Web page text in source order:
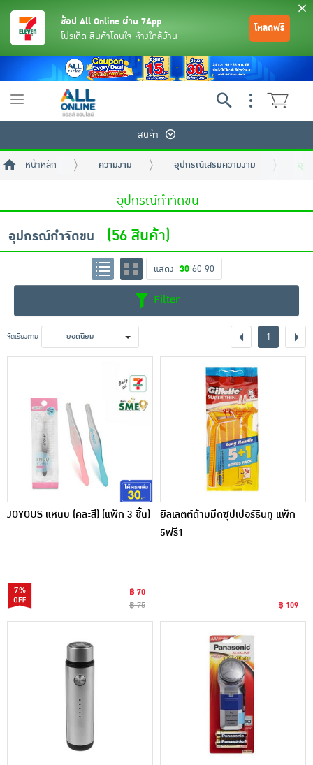
เครื่องปรุงรสและของแห้ง
ขนมขบเคี้ยว และช็อคโกแลต
ช้อป All Online ผ่าน 7App
โปรเด็ด สินค้าโดนใจ ห้างใกล้บ้าน
โหลดฟรี
Toggle
สินค้า
หน้าหลัก ความงาม อุปกรณ์เสริมความงาม อุป
อุปกรณ์กำจัดขน
อุปกรณ์กำจัดขน
(56 สินค้า)
แสดง 30 60 90
Filter
จัดเรียงตาม ยอดนิยม 1
JOYOUS แหนบ (คละสี) (แพ็ก 3 ชิ้น)
7%
฿ 70
฿ 75
ยิลเลตต์ด้ามมีดซุปเปอร์ธินทู แพ็ก
5ฟรี1
฿ 109